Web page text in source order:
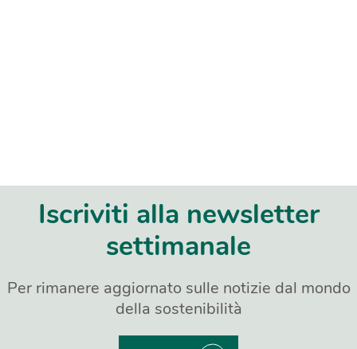
Iscriviti alla newsletter
settimanale
Per rimanere aggiornato sulle notizie dal mondo
della sostenibilità